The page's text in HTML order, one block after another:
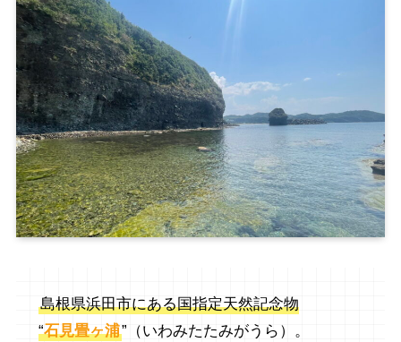
島根県浜田市にある国指定天然記念物
“石見畳ヶ浦”（いわみたたみがうら）。